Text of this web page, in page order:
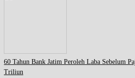
60 Tahun Bank Jatim Peroleh Laba Sebelum
Triliun